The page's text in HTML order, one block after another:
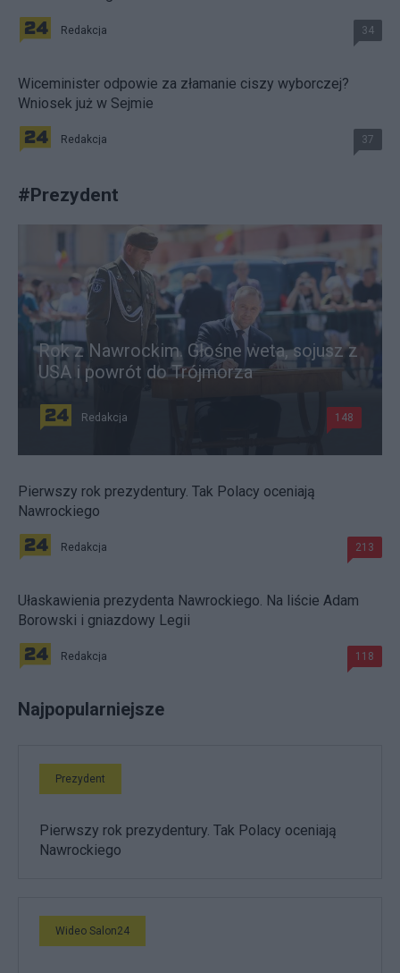
Redakcja 34
Wiceminister odpowie za złamanie ciszy wyborczej?
Wniosek już w Sejmie
Redakcja 37
#Prezydent
Rok z Nawrockim. Głośne weta, sojusz z
USA i powrót do Trójmorza
Redakcja 148
Pierwszy rok prezydentury. Tak Polacy oceniają
Nawrockiego
Redakcja 213
Ułaskawienia prezydenta Nawrockiego. Na liście Adam
Borowski i gniazdowy Legii
Redakcja 118
Najpopularniejsze
Prezydent
Pierwszy rok prezydentury. Tak Polacy oceniają
Nawrockiego
Wideo Salon24